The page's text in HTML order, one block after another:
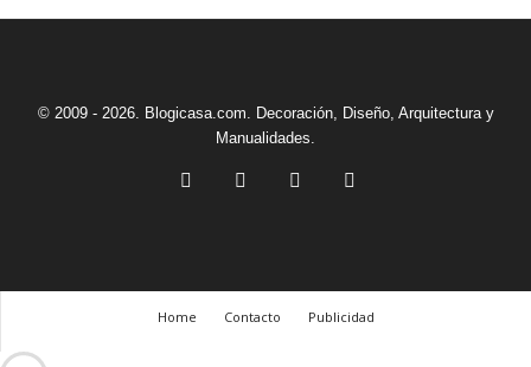
© 2009 - 2026. Blogicasa.com. Decoración, Diseño, Arquitectura y
Manualidades.
Home Contacto Publicidad